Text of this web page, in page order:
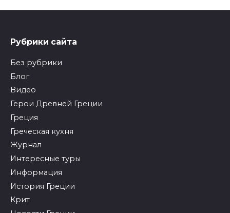
Рубрики сайта
Без рубрики
Блог
Видео
Герои Древней Греции
Греция
Греческая кухня
Журнал
Интересные туры
Информация
История Греции
Крит